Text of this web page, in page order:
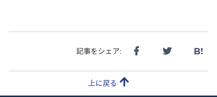
記事をシェア: B!
上に戻る